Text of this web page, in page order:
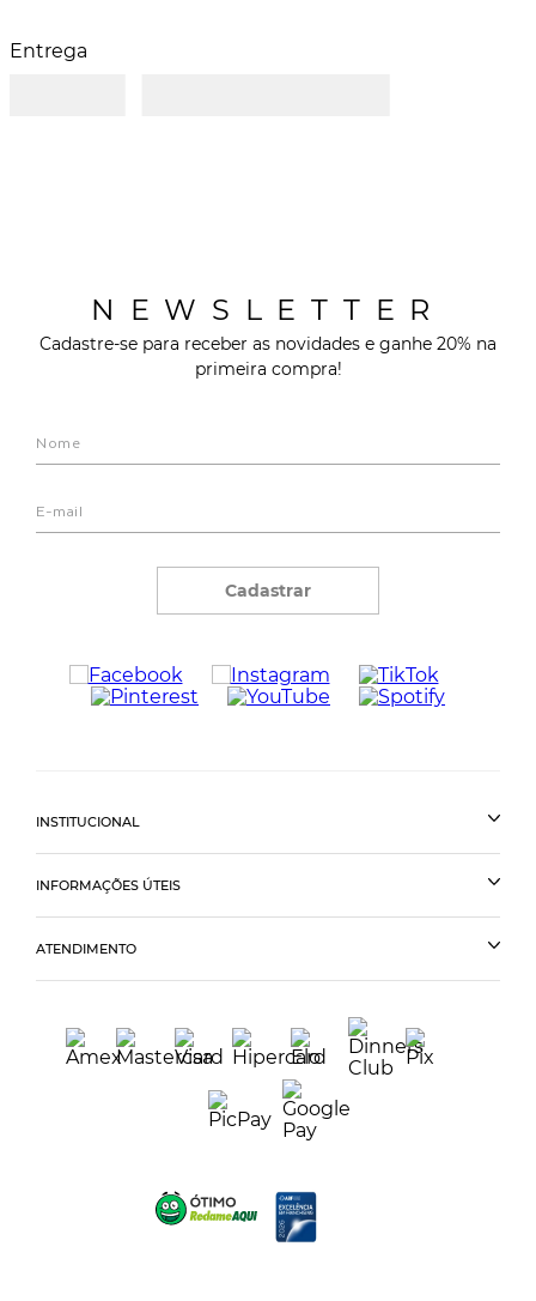
Entrega
NEWSLETTER
Cadastre-se para receber as novidades e ganhe 20% na
primeira compra!
Cadastrar
INSTITUCIONAL
INFORMAÇÕES ÚTEIS
ATENDIMENTO